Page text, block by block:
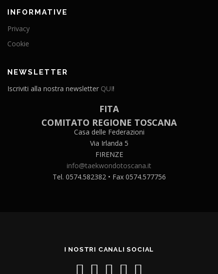
INFORMATIVE
Privacy
Cookie
NEWSLETTER
Iscriviti alla nostra newsletter QUI!
FITA
COMITATO REGIONE TOSCANA
Casa delle Federazioni
Via Irlanda 5
FIRENZE
info@taekwondotoscana.it
Tel. 0574.582382 • Fax 0574.577756
I NOSTRI CANALI SOCIAL